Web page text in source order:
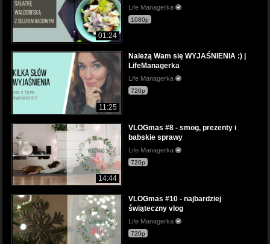
01:24
Life Managerka
1080p
11:25
Należą Wam się WYJAŚNIENIA :) |
LifeManagerka
Life Managerka
720p
14:44
VLOGmas #8 - smog, prezenty i
babskie sprawy
Life Managerka
720p
VLOGmas #10 - najbardziej
świąteczny vlog
Life Managerka
720p